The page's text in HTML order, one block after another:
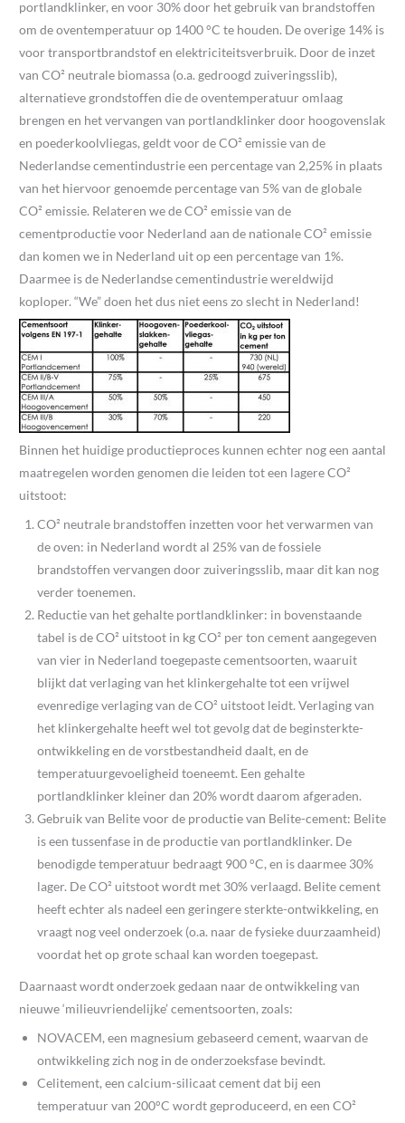
portlandklinker, en voor 30% door het gebruik van brandstoffen
om de oventemperatuur op 1400 °C te houden. De overige 14% is
voor transportbrandstof en elektriciteitsverbruik. Door de inzet
van CO² neutrale biomassa (o.a. gedroogd zuiveringsslib),
alternatieve grondstoffen die de oventemperatuur omlaag
brengen en het vervangen van portlandklinker door hoogovenslak
en poederkoolvliegas, geldt voor de CO² emissie van de
Nederlandse cementindustrie een percentage van 2,25% in plaats
van het hiervoor genoemde percentage van 5% van de globale
CO² emissie. Relateren we de CO² emissie van de
cementproductie voor Nederland aan de nationale CO² emissie
dan komen we in Nederland uit op een percentage van 1%.
Daarmee is de Nederlandse cementindustrie wereldwijd
koploper. “We” doen het dus niet eens zo slecht in Nederland!
Binnen het huidige productieproces kunnen echter nog een aantal
maatregelen worden genomen die leiden tot een lagere CO²
uitstoot:
CO² neutrale brandstoffen inzetten voor het verwarmen van
de oven: in Nederland wordt al 25% van de fossiele
brandstoffen vervangen door zuiveringsslib, maar dit kan nog
verder toenemen.
Reductie van het gehalte portlandklinker: in bovenstaande
tabel is de CO² uitstoot in kg CO² per ton cement aangegeven
van vier in Nederland toegepaste cementsoorten, waaruit
blijkt dat verlaging van het klinkergehalte tot een vrijwel
evenredige verlaging van de CO² uitstoot leidt. Verlaging van
het klinkergehalte heeft wel tot gevolg dat de beginsterkte-
ontwikkeling en de vorstbestandheid daalt, en de
temperatuurgevoeligheid toeneemt. Een gehalte
portlandklinker kleiner dan 20% wordt daarom afgeraden.
Gebruik van Belite voor de productie van Belite-cement: Belite
is een tussenfase in de productie van portlandklinker. De
benodigde temperatuur bedraagt 900 °C, en is daarmee 30%
lager. De CO² uitstoot wordt met 30% verlaagd. Belite cement
heeft echter als nadeel een geringere sterkte-ontwikkeling, en
vraagt nog veel onderzoek (o.a. naar de fysieke duurzaamheid)
voordat het op grote schaal kan worden toegepast.
Daarnaast wordt onderzoek gedaan naar de ontwikkeling van
nieuwe ‘milieuvriendelijke’ cementsoorten, zoals:
NOVACEM, een magnesium gebaseerd cement, waarvan de
ontwikkeling zich nog in de onderzoeksfase bevindt.
Celitement, een calcium-silicaat cement dat bij een
temperatuur van 200°C wordt geproduceerd, en een CO²